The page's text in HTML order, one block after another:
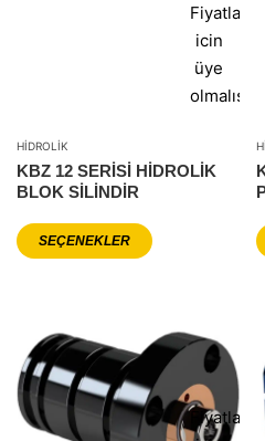
Fiyatlar
icin
üye
olmalısınız
HIDROLIK
KBZ 12 SERİSİ HİDROLİK
BLOK SİLİNDİR
SEÇENEKLER
Fiyatlar